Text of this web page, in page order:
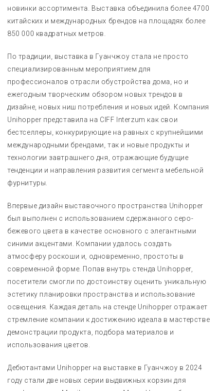
новинки ассортимента. Выставка объединила более 4700
китайских и международных брендов на площадях более
850 000 квадратных метров.
По традиции, выставка в Гуанчжоу стала не просто
специализированным мероприятием для
профессионалов отрасли обустройства дома, но и
ежегодным творческим обзором новых трендов в
дизайне, новых ниш потребления и новых идей. Компания
Unihopper представила на CIFF Interzum как свои
бестселлеры, конкурирующие на равных с крупнейшими
международными брендами, так и новые продукты и
технологии завтрашнего дня, отражающие будущие
тенденции и направления развития сегмента мебельной
фурнитуры.
Впервые дизайн выставочного пространства Unihopper
был выполнен с использованием сдержанного серо-
бежевого цвета в качестве основного с элегантными
синими акцентами. Компании удалось создать
атмосферу роскоши и, одновременно, простоты в
современной форме. Попав внутрь стенда Unihopper,
посетители смогли по достоинству оценить уникальную
эстетику планировки пространства и использование
освещения. Каждая деталь на стенде Unihopper отражает
стремление компании к достижению идеала в мастерстве
демонстрации продукта, подбора материалов и
использования цветов.
Дебютантами Unihopper на выставке в Гуанчжоу в 2024
году стали две новых серии выдвижных корзин для